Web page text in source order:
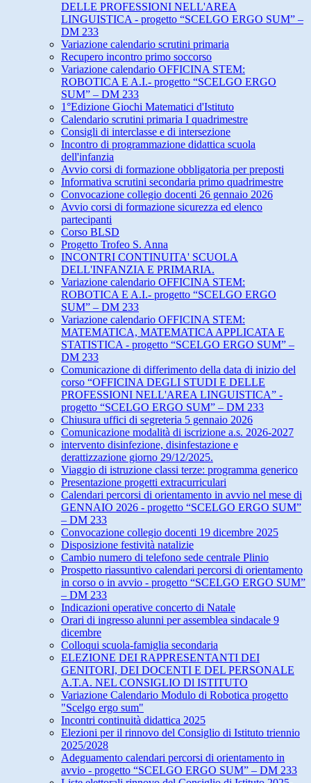
DELLE PROFESSIONI NELL'AREA
LINGUISTICA - progetto “SCELGO ERGO SUM” –
DM 233
Variazione calendario scrutini primaria
Recupero incontro primo soccorso
Variazione calendario OFFICINA STEM:
ROBOTICA E A.I.- progetto “SCELGO ERGO
SUM” – DM 233
1°Edizione Giochi Matematici d'Istituto
Calendario scrutini primaria I quadrimestre
Consigli di interclasse e di intersezione
Incontro di programmazione didattica scuola
dell'infanzia
Avvio corsi di formazione obbligatoria per preposti
Informativa scrutini secondaria primo quadrimestre
Convocazione collegio docenti 26 gennaio 2026
Avvio corsi di formazione sicurezza ed elenco
partecipanti
Corso BLSD
Progetto Trofeo S. Anna
INCONTRI CONTINUITA' SCUOLA
DELL'INFANZIA E PRIMARIA.
Variazione calendario OFFICINA STEM:
ROBOTICA E A.I.- progetto “SCELGO ERGO
SUM” – DM 233
Variazione calendario OFFICINA STEM:
MATEMATICA, MATEMATICA APPLICATA E
STATISTICA - progetto “SCELGO ERGO SUM” –
DM 233
Comunicazione di differimento della data di inizio del
corso “OFFICINA DEGLI STUDI E DELLE
PROFESSIONI NELL'AREA LINGUISTICA” -
progetto “SCELGO ERGO SUM” – DM 233
Chiusura uffici di segreteria 5 gennaio 2026
Comunicazione modalità di iscrizione a.s. 2026-2027
intervento disinfezione, disinfestazione e
derattizzazione giorno 29/12/2025.
Viaggio di istruzione classi terze: programma generico
Presentazione progetti extracurriculari
Calendari percorsi di orientamento in avvio nel mese di
GENNAIO 2026 - progetto “SCELGO ERGO SUM”
– DM 233
Convocazione collegio docenti 19 dicembre 2025
Disposizione festività natalizie
Cambio numero di telefono sede centrale Plinio
Prospetto riassuntivo calendari percorsi di orientamento
in corso o in avvio - progetto “SCELGO ERGO SUM”
– DM 233
Indicazioni operative concerto di Natale
Orari di ingresso alunni per assemblea sindacale 9
dicembre
Colloqui scuola-famiglia secondaria
ELEZIONE DEI RAPPRESENTANTI DEI
GENITORI, DEI DOCENTI E DEL PERSONALE
A.T.A. NEL CONSIGLIO Dl ISTITUTO
Variazione Calendario Modulo di Robotica progetto
"Scelgo ergo sum"
Incontri continuità didattica 2025
Elezioni per il rinnovo del Consiglio di Istituto triennio
2025/2028
Adeguamento calendari percorsi di orientamento in
avvio - progetto “SCELGO ERGO SUM” – DM 233